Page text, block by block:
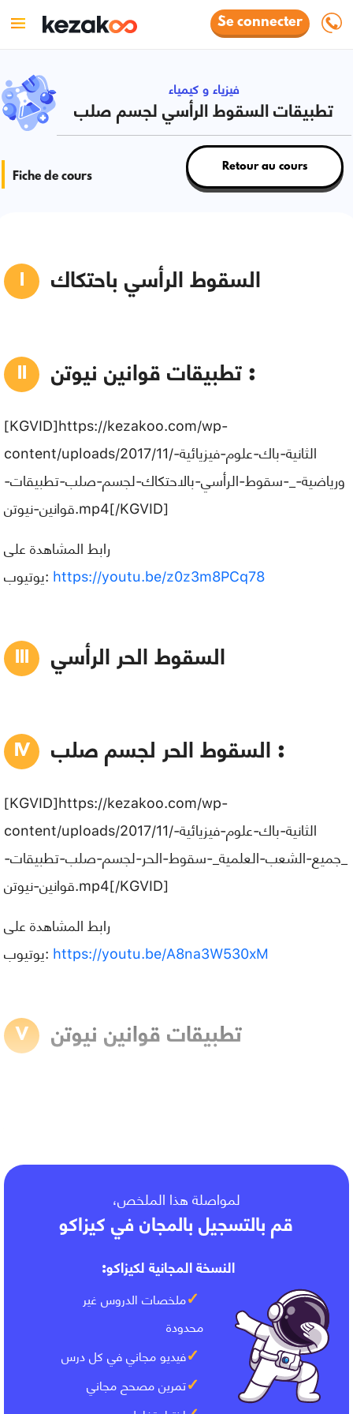
Se connecter
فيزياء و كيمياء
تطبيقات السقوط الرأسي لجسم صلب
Fiche de cours
Retour au cours
السقوط الرأسي باحتكاك
تطبيقات قوانين نيوتن :
[KGVID]https://kezakoo.com/wp-
content/uploads/2017/11/الثانية-باك-علوم-فيزيائية-
ورياضية-_-سقوط-الرأسي-بالاحتكاك-لجسم-صلب-تطبيقات-
قوانين-نيوتن.mp4[/KGVID]
رابط المشاهدة على
يوتيوب: https://youtu.be/z0z3m8PCq78
السقوط الحر الرأسي
السقوط الحر لجسم صلب :
[KGVID]https://kezakoo.com/wp-
content/uploads/2017/11/الثانية-باك-علوم-فيزيائية-
_جميع-الشعب-العلمية_-سقوط-الحر-لجسم-صلب-تطبيقات-
قوانين-نيوتن.mp4[/KGVID]
رابط المشاهدة على
يوتيوب: https://youtu.be/A8na3W530xM
تطبيقات قوانين نيوتن
لمواصلة هذا الملخص،
قم بالتسجيل بالمجان في كيزاكو
النسخة المجانية لكيزاكو:
ملخصات الدروس غير
محدودة
فيديو مجاني في كل درس
تمرين مصحح مجاني